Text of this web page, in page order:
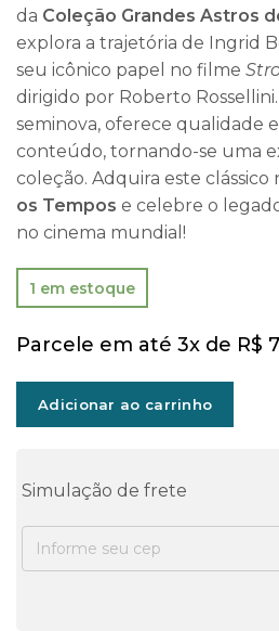
da Coleção Grandes Astros
explora a trajetória de Ingrid
seu icônico papel no filme
dirigido por Roberto
seminova, oferece qualidade
conteúdo, tornando-se uma
coleção. Adquira este clássico
os Tempos e celebre o
no cinema mundial!
1 em estoque
Parcele em até 3x de R$
Adicionar ao carrinho
Simulação de frete